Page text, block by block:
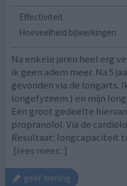
Effectiviteit
Hoeveelheid bijwerkingen
Na enkele jaren heel erg
ik geen adem meer. Na 5
gevonden via de longarts.
longefyzeem ) en mijn
Een groot gedeelte
propranolol. Via de
Resultaat: longcapaciteit
[lees meer...]
geef mening